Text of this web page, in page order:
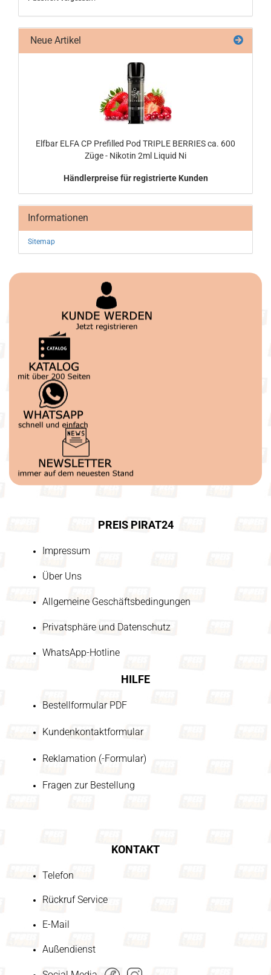
Neue Artikel
Elf­bar ELFA CP Pre­fil­led Pod TRIP­LE BER­RIES ca. 600
Züge - Ni­ko­tin 2ml Li­quid Ni
Händlerpreise für registrierte Kunden
Informationen
Sitemap
PREIS PIRAT24
Impressum
Über Uns
Allgemeine Geschäftsbedingungen
Privatsphäre und Datenschutz
WhatsApp-Hotline
HILFE
Bestellformular PDF
Kundenkontaktformular
Reklamation (-Formular)
Fragen zur Bestellung
KONTAKT
Telefon
Rückruf Service
E-Mail
Außendienst